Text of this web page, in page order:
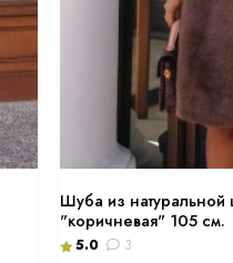
Шуба из
"коричневая" 105 см.
5.0 3